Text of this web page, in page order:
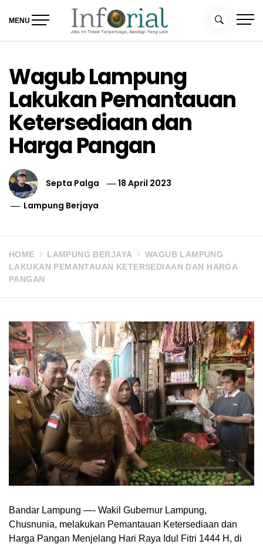
MENU
Wagub Lampung
Lakukan Pemantauan
Ketersediaan dan
Harga Pangan
Septa Palga
18 April 2023
Lampung Berjaya
HOME LAMPUNG BERJAYA
WAGUB LAMPUNG
LAKUKAN PEMANTAUAN KETERSEDIAAN DAN HARGA
PANGAN
Bandar Lampung —- Wakil Gubernur Lampung,
Chusnunia, melakukan Pemantauan Ketersediaan dan
Harga Pangan Menjelang Hari Raya Idul Fitri 1444 H, di